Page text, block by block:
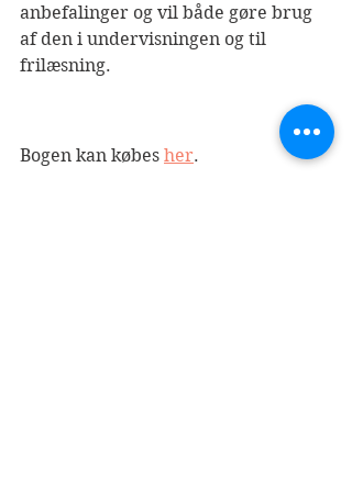
anbefalinger og vil både gøre brug
af den i undervisningen og til
frilæsning.
Bogen kan købes her.